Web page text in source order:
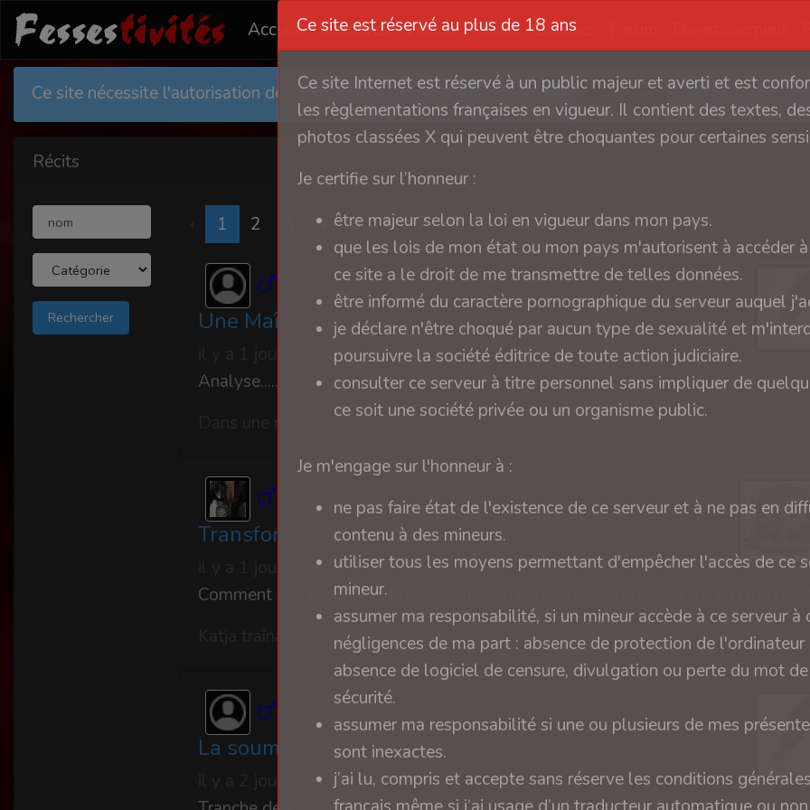
Accueil Membres Vidéos Récits Galeries
Ce site nécessite l'autorisation de cookies pour fonctionner correctement Accepter
Récits
1 2 4 5 6 7 8 ... 517 518 ›
Gardois
Une Maîtresse ne punit pas, Elle éduque.
Analyse.....
bondage34000
Transformé en urinoir
La soumission ne m'a pas diminué, elle m'a révélé.
Ce site est réservé au plus de 18 ans
Ce site Internet est réservé à un public majeur et averti et est
les règlementations françaises en vigueur. Il contient des textes,
photos classées X qui peuvent être choquantes pour certaines
Je certifie sur l’honneur :
être majeur selon la loi en vigueur dans mon pays.
que les lois de mon état ou mon pays m'autorisent à accéder
ce site a le droit de me transmettre de telles données.
être informé du caractère pornographique du serveur auquel
je déclare n'être choqué par aucun type de sexualité et
poursuivre la société éditrice de toute action judiciaire.
consulter ce serveur à titre personnel sans impliquer de
ce soit une société privée ou un organisme public.
Je m'engage sur l'honneur à :
ne pas faire état de l'existence de ce serveur et à ne pas en
contenu à des mineurs.
utiliser tous les moyens permettant d'empêcher l'accès de ce
mineur.
assumer ma responsabilité, si un mineur accède à ce serveur à
négligences de ma part : absence de protection de l'ordinateur
absence de logiciel de censure, divulgation ou perte du mot
sécurité.
assumer ma responsabilité si une ou plusieurs de mes
sont inexactes.
j’ai lu, compris et accepte sans réserve les conditions